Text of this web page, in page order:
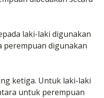
laki-laki digunakan
perempuan digunakan
ketiga. Untuk laki-laki
untuk perempuan